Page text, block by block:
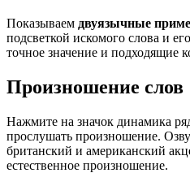
Показываем двуязычные
подсветкой искомого слова и
точное значение и подходящие
Произношение слов
Нажмите на значок динамика
прослушать произношение.
британский и американский
естественное произношение.